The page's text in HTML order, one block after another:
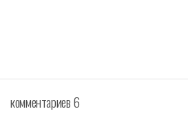
комментариев 6